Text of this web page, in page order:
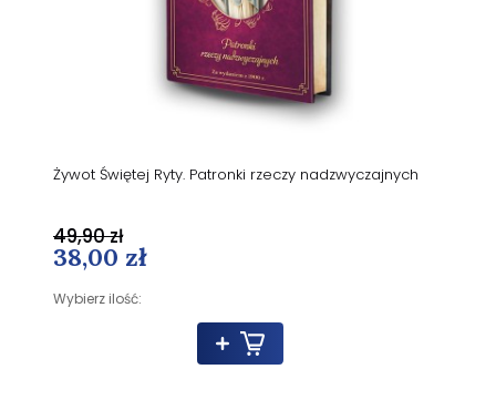
Żywot Świętej Ryty. Patronki rzeczy nadzwyczajnych
38,00 zł
Wybierz ilość:
49,90 zł